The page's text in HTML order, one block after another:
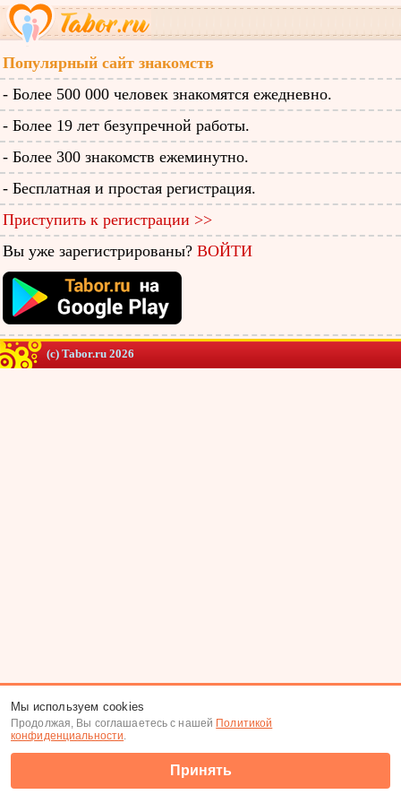
Популярный сайт знакомств
- Более 500 000 человек знакомятся ежедневно.
- Более 19 лет безупречной работы.
- Более 300 знакомств ежеминутно.
- Бесплатная и простая регистрация.
Приступить к регистрации >>
Вы уже зарегистрированы? ВОЙТИ
(c) Tabor.ru 2026
Мы используем cookies
Продолжая, Вы соглашаетесь с нашей Политикой
конфиденциальности.
Принять